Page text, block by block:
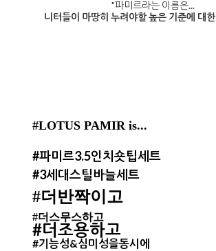
"파미르라는 이름은...
니터들이 마땅히 누려야할 높은 기준에 대
#LOTUS PAMIR is...
#파미르3.5인치숏팁세트
#3세대스틸바늘세트
#더반짝이고
#더스무스하고
#더조용하고
#기능성&심미성을동시에